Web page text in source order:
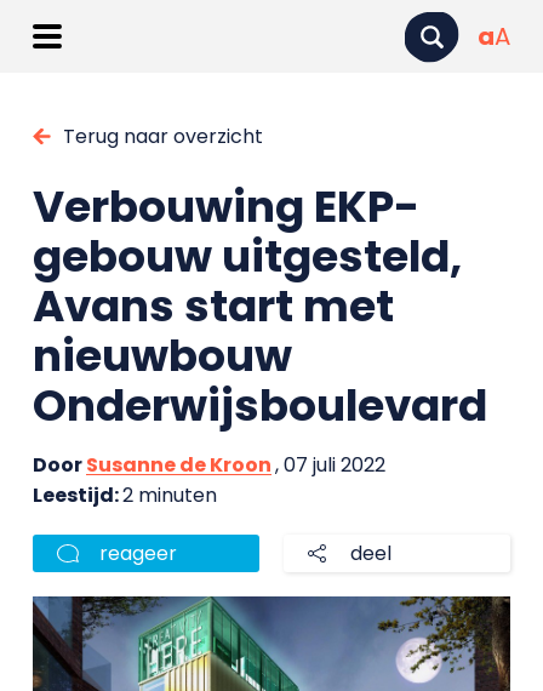
aA
Terug naar overzicht
Verbouwing EKP-
gebouw uitgesteld,
Avans start met
nieuwbouw
Onderwijsboulevard
DoorSusanne de Kroon, 07 juli 2022
Leestijd:2 minuten
reageer deel